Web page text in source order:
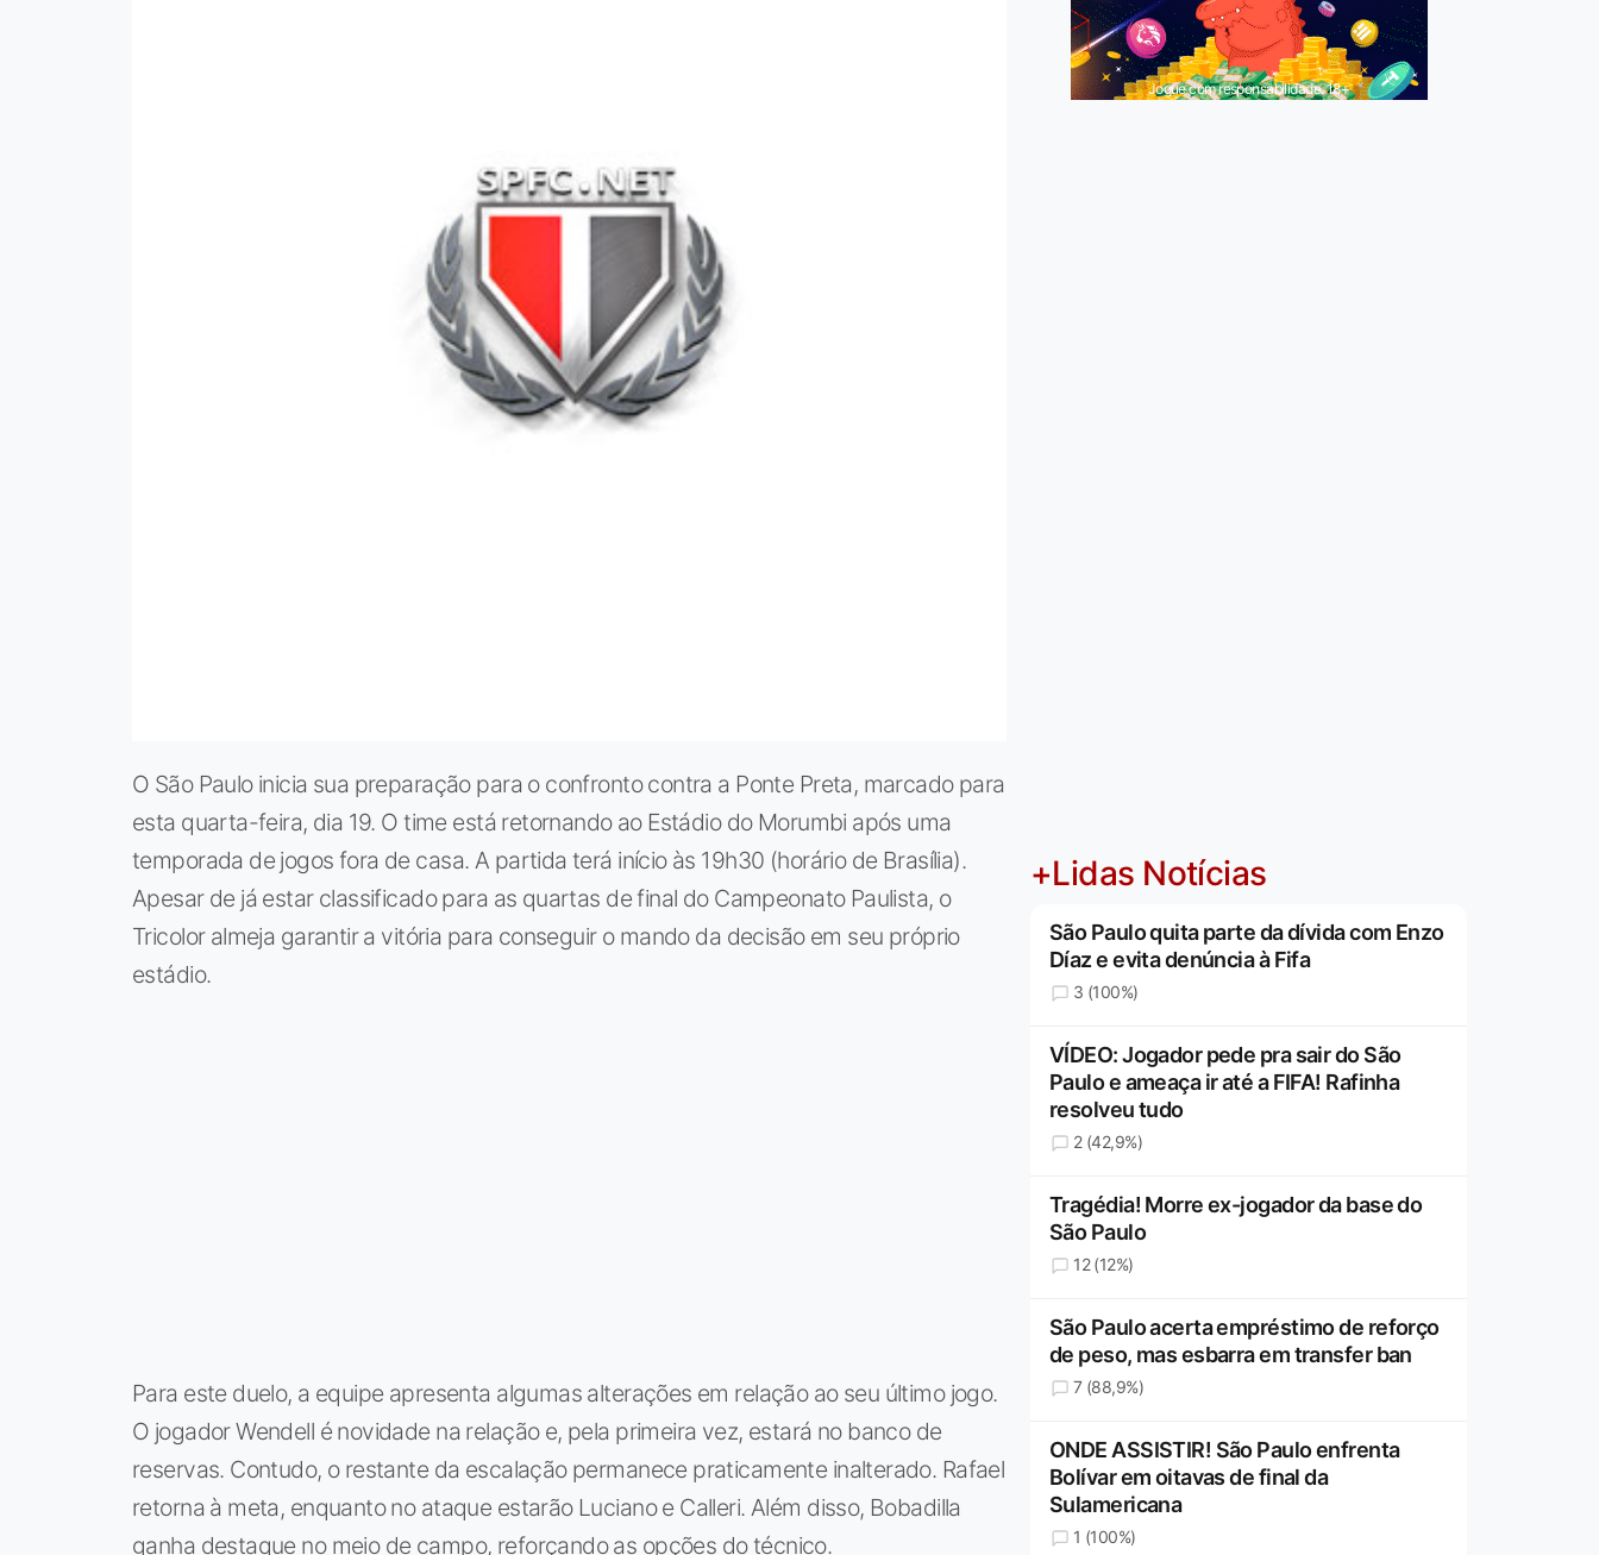
O São Paulo inicia sua preparação para o confronto contra a Ponte Preta, marcado para
esta quarta-feira, dia 19. O time está retornando ao Estádio do Morumbi após uma
temporada de jogos fora de casa. A partida terá início às 19h30 (horário de Brasília).
Apesar de já estar classificado para as quartas de final do Campeonato Paulista, o
Tricolor almeja garantir a vitória para conseguir o mando da decisão em seu próprio
estádio.
Para este duelo, a equipe apresenta algumas alterações em relação ao seu último jogo.
O jogador Wendell é novidade na relação e, pela primeira vez, estará no banco de
reservas. Contudo, o restante da escalação permanece praticamente inalterado. Rafael
retorna à meta, enquanto no ataque estarão Luciano e Calleri. Além disso, Bobadilla
ganha destaque no meio de campo, reforçando as opções do técnico.
Jogue com responsabilidade. 18+
+Lidas Notícias
São Paulo quita parte da dívida com Enzo
Díaz e evita denúncia à Fifa
3 (100%)
VÍDEO: Jogador pede pra sair do São
Paulo e ameaça ir até a FIFA! Rafinha
resolveu tudo
2 (42,9%)
Tragédia! Morre ex-jogador da base do
São Paulo
12 (12%)
São Paulo acerta empréstimo de reforço
de peso, mas esbarra em transfer ban
7 (88,9%)
ONDE ASSISTIR! São Paulo enfrenta
Bolívar em oitavas de final da
Sulamericana
1 (100%)